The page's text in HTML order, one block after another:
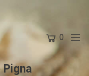
0
Pigna